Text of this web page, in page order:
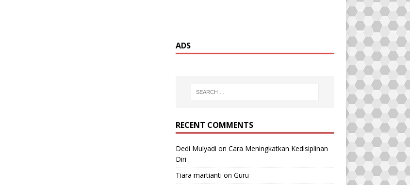
ADS
RECENT COMMENTS
Dedi Mulyadi on Cara Meningkatkan Kedisiplinan
Diri
Tiara martianti on Guru